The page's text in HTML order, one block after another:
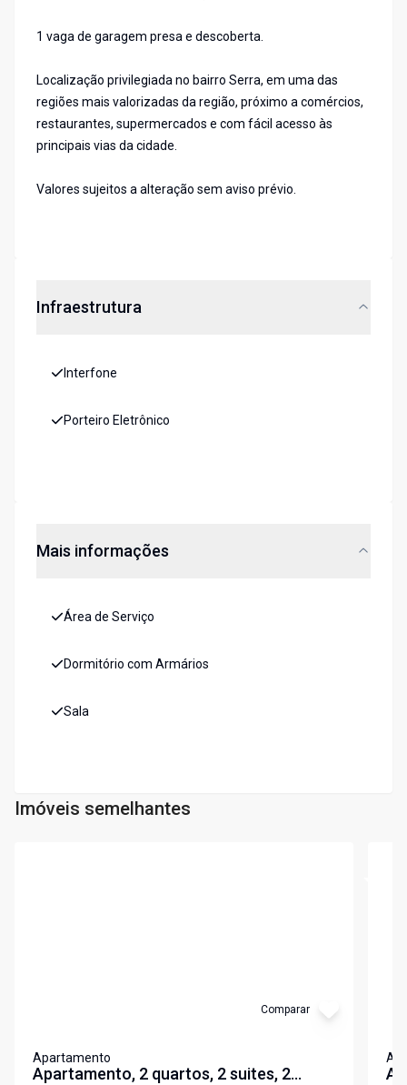
1 vaga de garagem presa e descoberta.
Localização privilegiada no bairro Serra, em uma das
regiões mais valorizadas da região, próximo a comércios,
restaurantes, supermercados e com fácil acesso às
principais vias da cidade.
Valores sujeitos a alteração sem aviso prévio.
Infraestrutura
Interfone
Porteiro Eletrônico
Mais informações
Área de Serviço
Dormitório com Armários
Sala
Imóveis semelhantes
Comparar
Apartamento
Apartamento, 2 quartos, 2 suites, 2